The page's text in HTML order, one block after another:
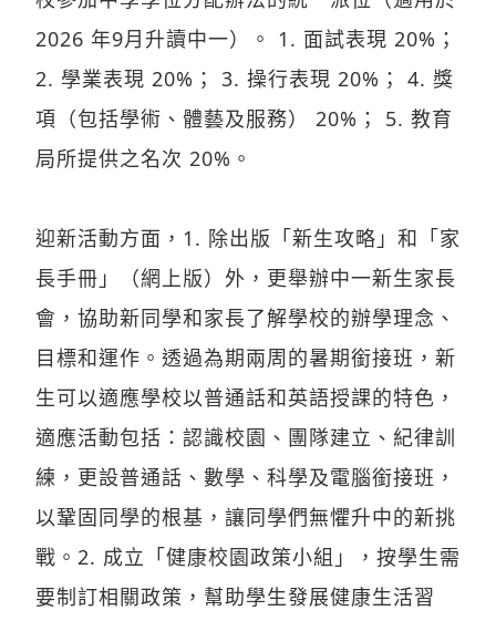
2026 年9月升讀中一）。 1. 面試表現 20%；
2. 學業表現 20%； 3. 操行表現 20%； 4. 獎
項（包括學術、體藝及服務） 20%； 5. 教育
局所提供之名次 20%。
迎新活動方面，1. 除出版「新生攻略」和「家
長手冊」（網上版）外，更舉辦中一新生家長
會，協助新同學和家長了解學校的辦學理念、
目標和運作。透過為期兩周的暑期銜接班，新
生可以適應學校以普通話和英語授課的特色，
適應活動包括：認識校園、團隊建立、紀律訓
練，更設普通話、數學、科學及電腦銜接班，
以鞏固同學的根基，讓同學們無懼升中的新挑
戰。2. 成立「健康校園政策小組」，按學生需
要制訂相關政策，幫助學生發展健康生活習